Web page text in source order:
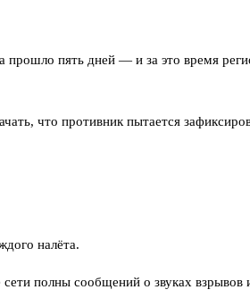
прошло пять дней — и за это время
что противник пытается
налёта.
полны сообщений о звуках